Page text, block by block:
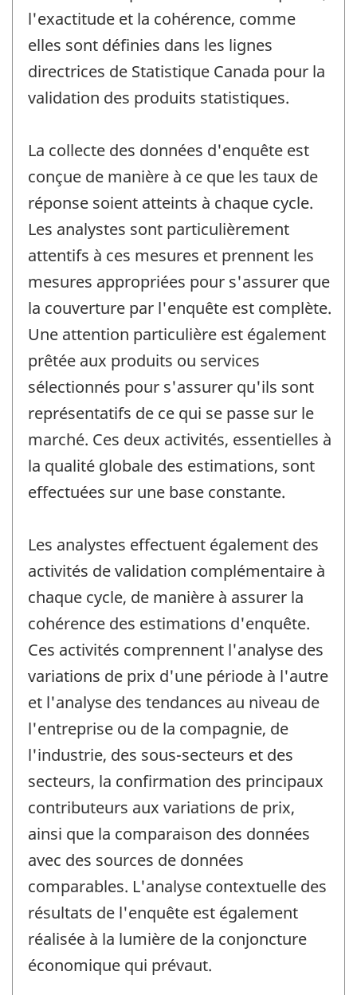
l'exactitude et la cohérence, comme
elles sont définies dans les lignes
directrices de Statistique Canada pour la
validation des produits statistiques.
La collecte des données d'enquête est
conçue de manière à ce que les taux de
réponse soient atteints à chaque cycle.
Les analystes sont particulièrement
attentifs à ces mesures et prennent les
mesures appropriées pour s'assurer que
la couverture par l'enquête est complète.
Une attention particulière est également
prêtée aux produits ou services
sélectionnés pour s'assurer qu'ils sont
représentatifs de ce qui se passe sur le
marché. Ces deux activités, essentielles à
la qualité globale des estimations, sont
effectuées sur une base constante.
Les analystes effectuent également des
activités de validation complémentaire à
chaque cycle, de manière à assurer la
cohérence des estimations d'enquête.
Ces activités comprennent l'analyse des
variations de prix d'une période à l'autre
et l'analyse des tendances au niveau de
l'entreprise ou de la compagnie, de
l'industrie, des sous-secteurs et des
secteurs, la confirmation des principaux
contributeurs aux variations de prix,
ainsi que la comparaison des données
avec des sources de données
comparables. L'analyse contextuelle des
résultats de l'enquête est également
réalisée à la lumière de la conjoncture
économique qui prévaut.